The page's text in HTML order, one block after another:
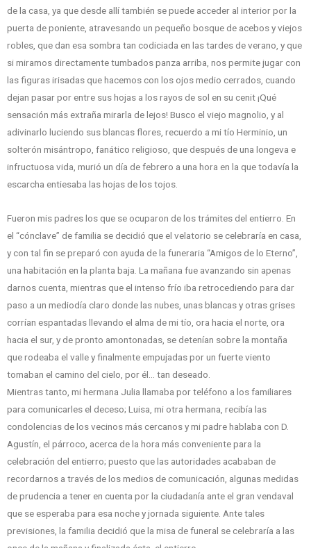
de la casa, ya que desde allí también se puede acceder al interior por la
puerta de poniente, atravesando un pequeño bosque de acebos y viejos
robles, que dan esa sombra tan codiciada en las tardes de verano, y que
si miramos directamente tumbados panza arriba, nos permite jugar con
las figuras irisadas que hacemos con los ojos medio cerrados, cuando
dejan pasar por entre sus hojas a los rayos de sol en su cenit ¡Qué
sensación más extraña mirarla de lejos! Busco el viejo magnolio, y al
adivinarlo luciendo sus blancas flores, recuerdo a mi tío Herminio, un
solterón misántropo, fanático religioso, que después de una longeva e
infructuosa vida, murió un día de febrero a una hora en la que todavía la
escarcha entiesaba las hojas de los tojos.
Fueron mis padres los que se ocuparon de los trámites del entierro. En
el “cónclave” de familia se decidió que el velatorio se celebraría en casa,
y con tal fin se preparó con ayuda de la funeraria “Amigos de lo Eterno”,
una habitación en la planta baja. La mañana fue avanzando sin apenas
darnos cuenta, mientras que el intenso frío iba retrocediendo para dar
paso a un mediodía claro donde las nubes, unas blancas y otras grises
corrían espantadas llevando el alma de mi tío, ora hacia el norte, ora
hacia el sur, y de pronto amontonadas, se detenían sobre la montaña
que rodeaba el valle y finalmente empujadas por un fuerte viento
tomaban el camino del cielo, por él… tan deseado.
Mientras tanto, mi hermana Julia llamaba por teléfono a los familiares
para comunicarles el deceso; Luisa, mi otra hermana, recibía las
condolencias de los vecinos más cercanos y mi padre hablaba con D.
Agustín, el párroco, acerca de la hora más conveniente para la
celebración del entierro; puesto que las autoridades acababan de
recordarnos a través de los medios de comunicación, algunas medidas
de prudencia a tener en cuenta por la ciudadanía ante el gran vendaval
que se esperaba para esa noche y jornada siguiente. Ante tales
previsiones, la familia decidió que la misa de funeral se celebraría a las